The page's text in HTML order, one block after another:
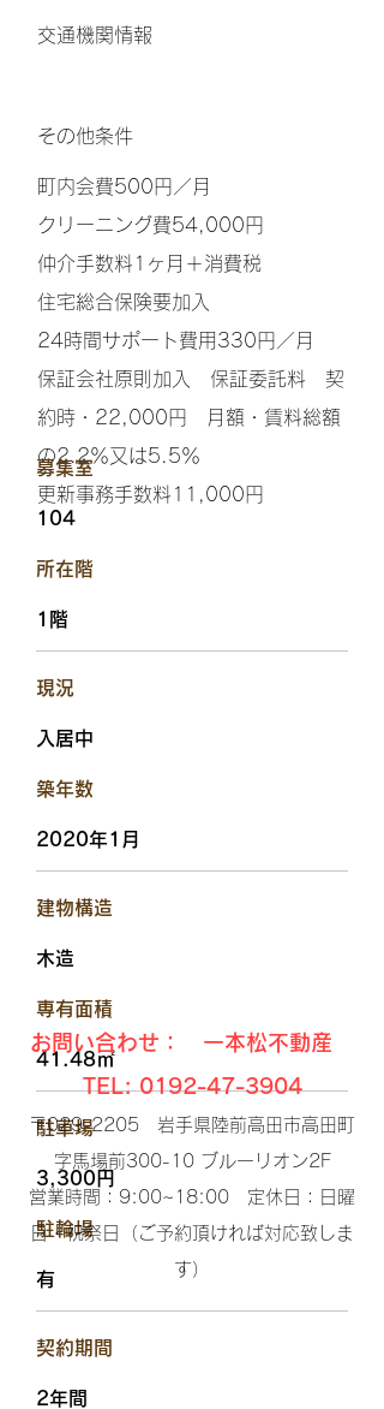
交通機関情報
その他条件
町内会費500円／月
クリーニング費54,000円
仲介手数料1ヶ月＋消費税
住宅総合保険要加入
24時間サポート費用330円／月
保証会社原則加入 保証委託料 契
約時・22,000円 月額・賃料総額
の2.2％又は5.5％
更新事務手数料11,000円
​募集室
104
​所在階
1階
​現況
入居中
​築年数
2020年1月
​建物構造
木造
​専有面積
41.48㎡
駐車場
3,300円
​駐輪場
有
​契約期間
2年間
お問い合わせ： 一本松不動産
TEL:0192-47-3904
〒029-2205 岩手県陸前高田市高田町
字馬場前300-10 ブルーリオン2F​
営業時間：9:00~18:00 定休日：日曜
日・祝祭日（ご予約頂ければ対応致しま
す）​